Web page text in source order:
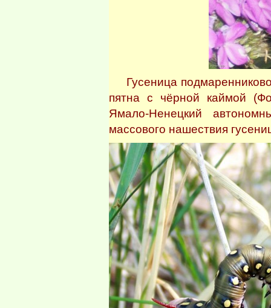
Гусеница
пятна с чёрной каймой
Ямало-Ненецкий
массового нашествия